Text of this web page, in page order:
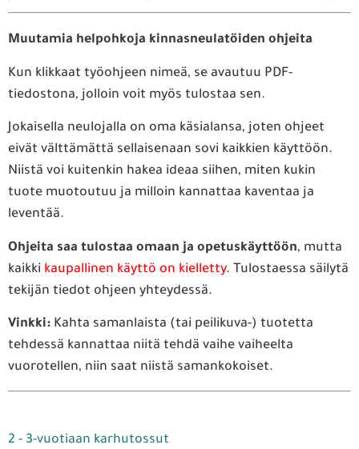
Muutamia helpohkoja kinnasneulatöiden ohjeita
Kun klikkaat työohjeen nimeä, se avautuu PDF-
tiedostona, jolloin voit myös tulostaa sen.
Jokaisella neulojalla on oma käsialansa, joten ohjeet
eivät välttämättä sellaisenaan sovi kaikkien käyttöön.
Niistä voi kuitenkin hakea ideaa siihen, miten kukin
tuote muotoutuu ja milloin kannattaa kaventaa ja
leventää.
Ohjeita saa tulostaa omaan ja opetuskäyttöön, mutta
kaikki kaupallinen käyttö on kielletty. Tulostaessa säilytä
tekijän tiedot ohjeen yhteydessä.
Vinkki: Kahta samanlaista (tai peilikuva-) tuotetta
tehdessä kannattaa niitä tehdä vaihe vaiheelta
vuorotellen, niin saat niistä samankokoiset.
2 - 3-vuotiaan karhutossut